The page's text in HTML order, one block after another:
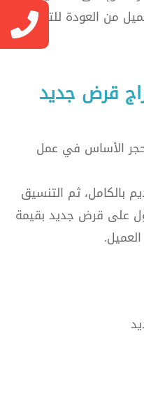
من العودة للتمويل
قرض جديد
الأساس في عمل
بالكامل، ثم التنسيق
على قرض جديد بقيمة